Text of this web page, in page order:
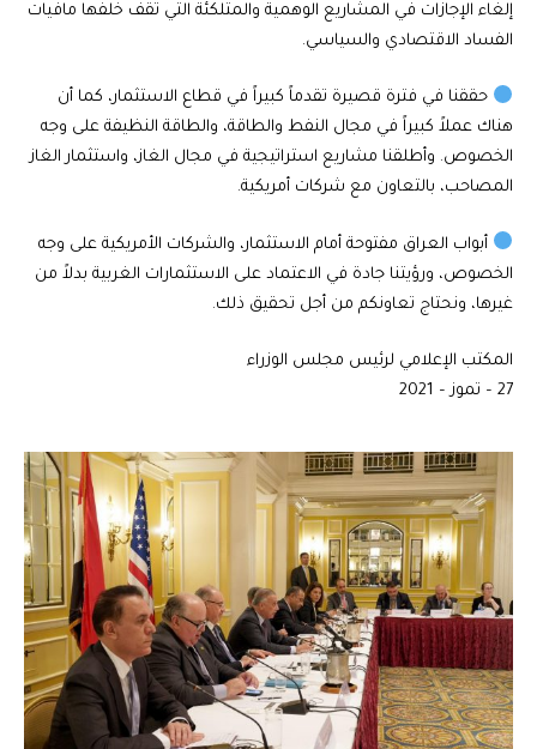
إلغاء الإجازات في المشاريع الوهمية والمتلكئة التي تقف خلفها مافيات
الفساد الاقتصادي والسياسي.
حققنا في فترة قصيرة تقدماً كبيراً في قطاع الاستثمار، كما أن
هناك عملاً كبيراً في مجال النفط والطاقة، والطاقة النظيفة على وجه
الخصوص. وأطلقنا مشاريع استراتيجية في مجال الغاز، واستثمار الغاز
المصاحب، بالتعاون مع شركات أمريكية.
أبواب العراق مفتوحة أمام الاستثمار، والشركات الأمريكية على وجه
الخصوص، ورؤيتنا جادة في الاعتماد على الاستثمارات الغربية بدلاً من
غيرها، ونحتاج تعاونكم من أجل تحقيق ذلك.
المكتب الإعلامي لرئيس مجلس الوزراء
27 – تموز – 2021